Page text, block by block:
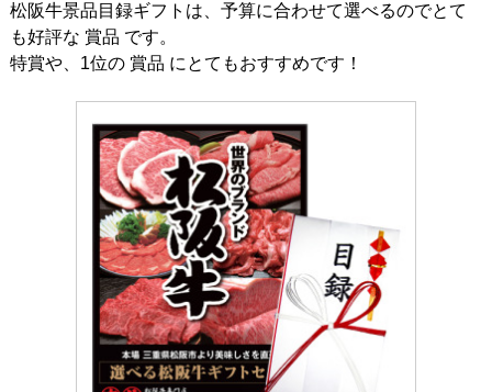
松阪牛景品目録ギフトは、予算に合わせて選べるのでとて
も好評な 賞品 です。
特賞や、1位の 賞品 にとてもおすすめです！